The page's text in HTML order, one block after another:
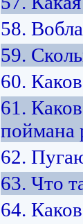
58.
59.
60.
61.
поймана
62.
63. Что
64.